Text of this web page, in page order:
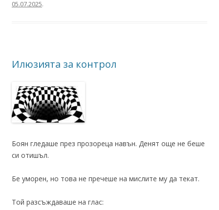
05.07.2025.
Илюзията за контрол
Боян гледаше през прозореца навън. Денят още не беше
си отишъл.
Бе уморен, но това не пречеше на мислите му да текат.
Той разсъждаваше на глас: